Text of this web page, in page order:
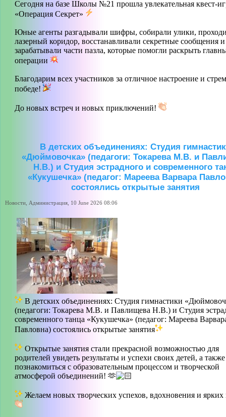
Сегодня на базе Школы №21 прошла увлекательная квест-
«Операция Секрет»
Юные агенты разгадывали шифры, собирали улики,
лазерный коридор, восстанавливали секретные сообщения и
зарабатывали части пазла, которые помогли раскрыть
операции
Благодарим всех участников за отличное настроение и
победе!
До новых встреч и новых приключений!
В детских объединениях: Студия
«Дюймовочка» (педагоги: Токарева М.В. и
Н.В.) и Студия эстрадного и современного
«Кукушечка» (педагог: Мареева Варвара
состоялись открытые занятия
Новости, Администрация, 10 June 2026 08:06
В детских объединениях: Студия гимнастики
(педагоги: Токарева М.В. и Павлищева Н.В.) и Студия
современного танца «Кукушечка» (педагог: Мареева
Павловна) состоялись открытые занятия
Открытые занятия стали прекрасной возможностью для
родителей увидеть результаты и успехи своих детей, а также
познакомиться с образовательным процессом и творческой
атмосферой объединений! 🫶
Желаем новых творческих успехов, вдохновения и ярких